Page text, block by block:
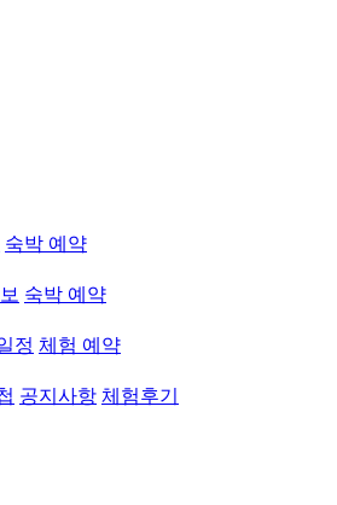
숙박 예약
숙박 예약
정 체험 예약
공지사항 체험후기